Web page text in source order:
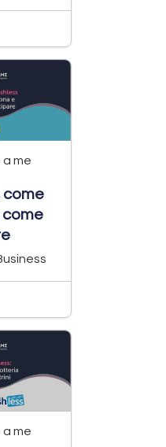
a me
come
come
a me